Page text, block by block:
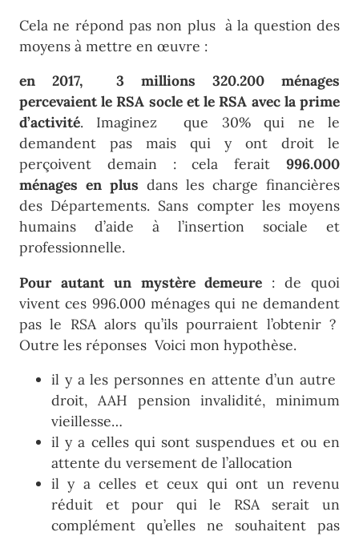
Cela ne répond pas non plus à la question des
moyens à mettre en œuvre :
en 2017, 3 millions 320.200 ménages
percevaient le RSA socle et le RSA avec la prime
d’activité. Imaginez que 30% qui ne le
demandent pas mais qui y ont droit le
perçoivent demain : cela ferait 996.000
ménages en plus dans les charge financières
des Départements. Sans compter les moyens
humains d’aide à l’insertion sociale et
professionnelle.
Pour autant un mystère demeure : de quoi
vivent ces 996.000 ménages qui ne demandent
pas le RSA alors qu’ils pourraient l’obtenir ?
Outre les réponses Voici mon hypothèse.
il y a les personnes en attente d’un autre
droit, AAH pension invalidité, minimum
vieillesse…
il y a celles qui sont suspendues et ou en
attente du versement de l’allocation
il y a celles et ceux qui ont un revenu
réduit et pour qui le RSA serait un
complément qu’elles ne souhaitent pas